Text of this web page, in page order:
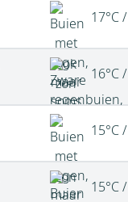
17°C /
16°C /
15°C /
15°C /